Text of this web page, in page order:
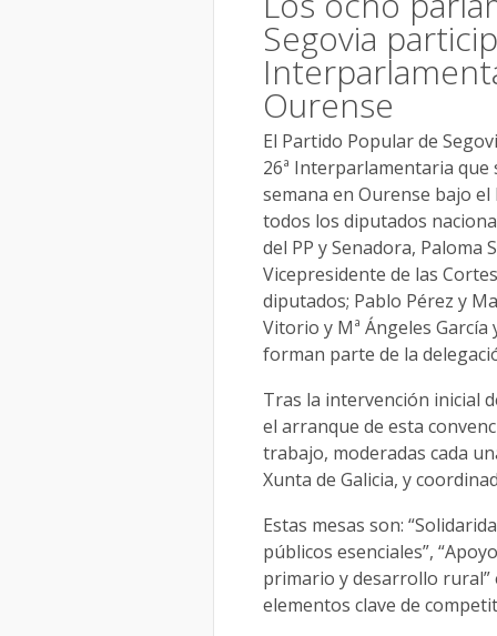
Segovia
Ourense
El Partido Popular de
26ª Interparlamentaria que
semana en Ourense bajo el
todos los diputados
del PP y Senadora, Paloma
Vicepresidente de las
diputados; Pablo Pérez y
Vitorio y Mª Ángeles
forman parte de la
Tras la intervención inicial
el arranque de esta
trabajo, moderadas cada
Xunta de Galicia, y
Estas mesas son:
públicos esenciales”,
primario y desarrollo
elementos clave de